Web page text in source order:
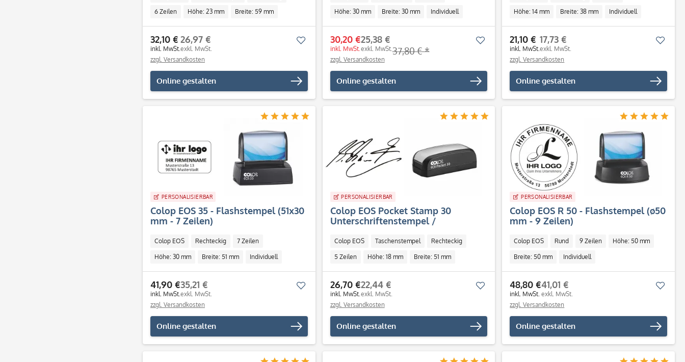
6 Zeilen Höhe: 23 mm Breite: 59 mm
Individuell
32,10 €
inkl. MwSt.
26,97 €
exkl. MwSt.
zzgl. Versandkosten
Online gestalten
Merken
Höhe: 30 mm Breite: 30 mm Individuell
30,20 €
inkl. MwSt.
25,38 €
exkl. MwSt.37,80 € *
zzgl. Versandkosten
Online gestalten
Merken
Höhe: 14 mm Breite: 38 mm Individuell
21,10 €
inkl. MwSt.
17,73 €
exkl. MwSt.
zzgl. Versandkosten
Online gestalten
PERSONALISIERBAR
Colop EOS 35 - Flashstempel (51x30
mm - 7 Zeilen)
Colop EOS Rechteckig 7 Zeilen
Höhe: 30 mm Breite: 51 mm Individuell
41,90 €
inkl. MwSt.
35,21 €
exkl. MwSt.
zzgl. Versandkosten
Online gestalten
Merken
PERSONALISIERBAR
Colop EOS Pocket Stamp 30
Unterschriftenstempel /
Zeilen)
Colop EOS Taschenstempel Rechteckig
5 Zeilen Höhe: 18 mm Breite: 51 mm
Individuell
26,70 €
inkl. MwSt.
22,44 €
exkl. MwSt.
zzgl. Versandkosten
Online gestalten
Merken
PERSONALISIERBAR
Colop EOS R 50 - Flashstempel (ø50
mm - 9 Zeilen)
Colop EOS Rund 9 Zeilen Höhe: 50 mm
Breite: 50 mm Individuell
48,80 €
inkl. MwSt.
41,01 €
exkl. MwSt.
zzgl. Versandkosten
Online gestalten